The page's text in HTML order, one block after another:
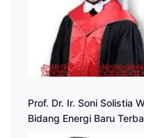
Prof. Dr. Ir. Soni Solistia
Bidang Energi Baru